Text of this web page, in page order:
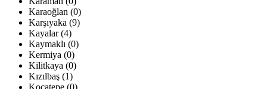
Karaoğlan (0)
Karşıyaka (9)
Kayalar (4)
Kaymaklı (0)
Kermiya (0)
Kilitkaya (0)
Kızılbaş (1)